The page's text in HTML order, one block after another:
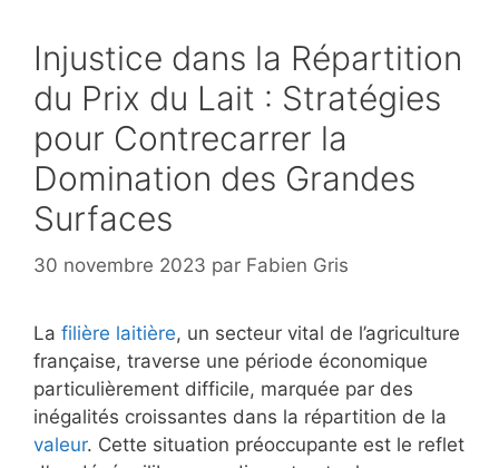
Injustice dans la Répartition
du Prix du Lait : Stratégies
pour Contrecarrer la
Domination des Grandes
Surfaces
30 novembre 2023 par Fabien Gris
La filière laitière, un secteur vital de l’agriculture
française, traverse une période économique
particulièrement difficile, marquée par des
inégalités croissantes dans la répartition de la
valeur. Cette situation préoccupante est le reflet